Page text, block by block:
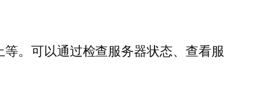
等。可以通过检查服务器状态、查看服